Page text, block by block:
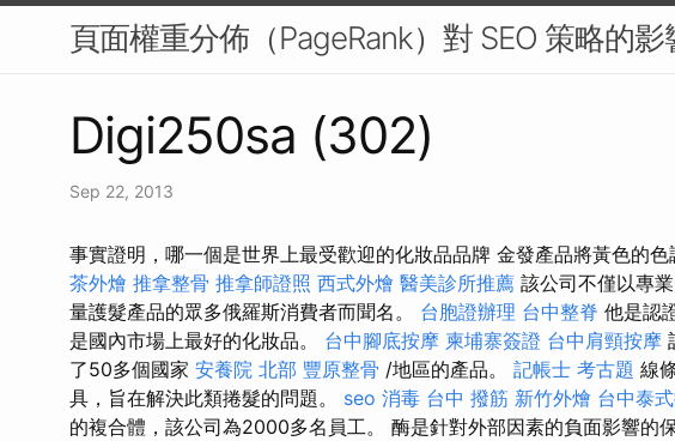
頁面權重分佈（PageRank）對 SEO 策略的
Digi250sa (302)
Sep 22, 2013
事實證明，哪一個是世界上最受歡迎的化妝品品牌 金發產品將黃色的色
茶外燴 推拿整骨 推拿師證照 西式外燴 醫美診所推薦 該公司不僅以專
量護髮產品的眾多俄羅斯消費者而聞名。 台胞證辦理 台中整脊 他是認
是國內市場上最好的化妝品。 台中腳底按摩 柬埔寨簽證 台中肩頸按摩
了50多個國家 安養院 北部 豐原整骨 /地區的產品。 記帳士 考古題 線
具，旨在解決此類捲髮的問題。 seo 消毒 台中 撥筋 新竹外燴 台中泰
的複合體，該公司為2000多名員工。 酶是針對外部因素的負面影響的